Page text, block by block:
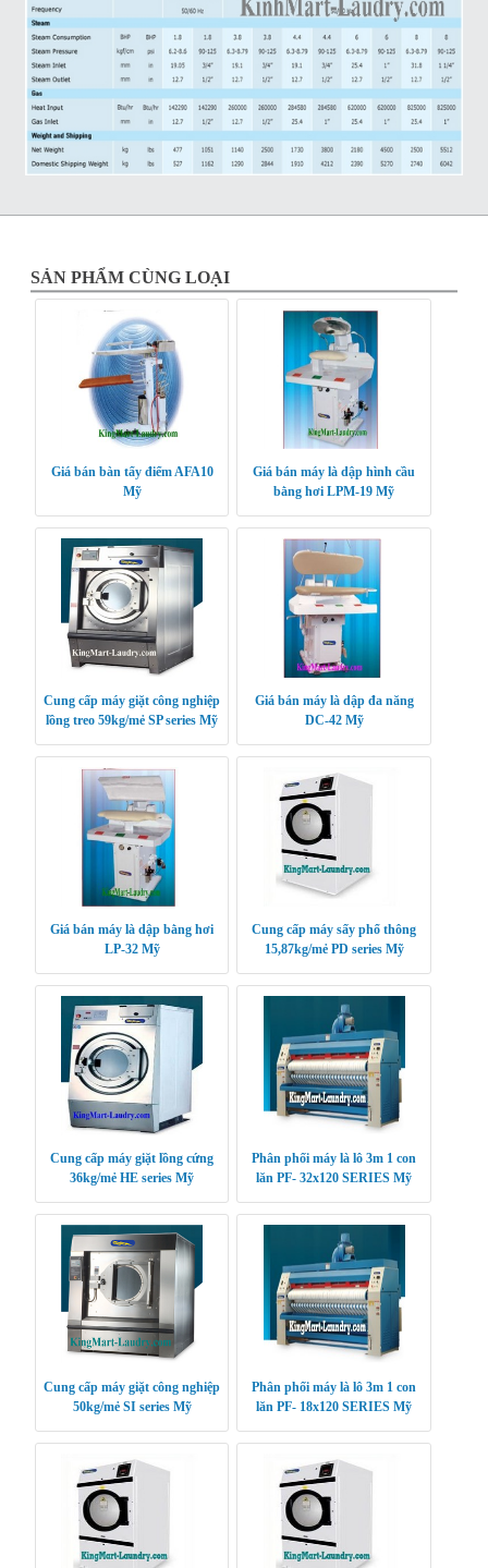
SẢN PHẨM CÙNG LOẠI
Giá bán bàn tẩy điểm AFA10
Mỹ
Giá bán máy là dập hình cầu
bằng hơi LPM-19 Mỹ
Cung cấp máy giặt công nghiệp
lồng treo 59kg/mẻ SP series Mỹ
Giá bán máy là dập đa năng
DC-42 Mỹ
Giá bán máy là dập bằng hơi
LP-32 Mỹ
Cung cấp máy sấy phổ thông
15,87kg/mẻ PD series Mỹ
Cung cấp máy giặt lồng cứng
36kg/mẻ HE series Mỹ
Phân phối máy là lô 3m 1 con
lăn PF- 32x120 SERIES Mỹ
Cung cấp máy giặt công nghiệp
50kg/mẻ SI series Mỹ
Phân phối máy là lô 3m 1 con
lăn PF- 18x120 SERIES Mỹ